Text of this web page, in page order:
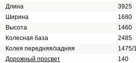
Длина
3925
Ширина
1680
Высота
1460
Колесная база
2485
Колея передняя/задняя
1475/
Дорожный просвет
140